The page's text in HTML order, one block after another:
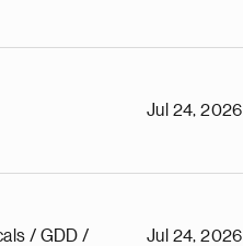
Jul 24, 2026
/ GDD /
Jul 24, 2026